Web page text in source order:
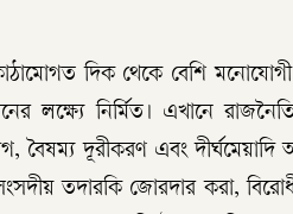
দিক থেকে বেশি
লক্ষ্যে নির্মিত। এখানে
বৈষম্য দূরীকরণ এবং দীর্ঘমেয়াদি
তদারকি জোরদার করা,